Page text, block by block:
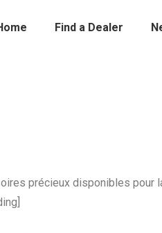
Find a Dealer
précieux disponibles